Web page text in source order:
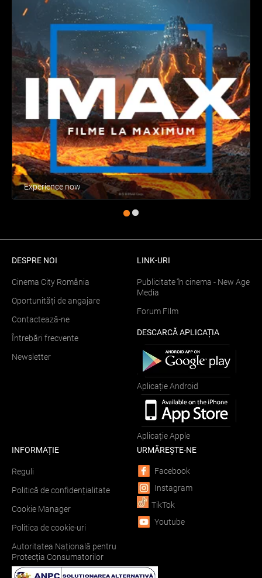
Experience now
DESPRE NOI
Cinema City România
Oportunități de angajare
Contactează-ne
Întrebări frecvente
Newsletter
LINK-URI
Publicitate în cinema - New Age
Media
Forum FIlm
DESCARCĂ APLICAȚIA
Aplicație Android
Aplicație Apple
INFORMAȚIE
Reguli
Politică de confidențialitate
Cookie Manager
Politica de cookie-uri
Autoritatea Națională pentru
Protecția Consumatorilor
URMĂREȘTE-NE
Facebook
Instagram
TikTok
Youtube